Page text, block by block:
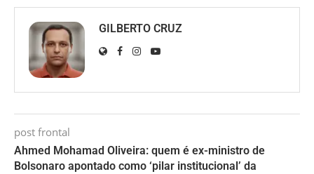
GILBERTO CRUZ
post frontal
Ahmed Mohamad Oliveira: quem é ex-ministro de
Bolsonaro apontado como ‘pilar institucional’ da